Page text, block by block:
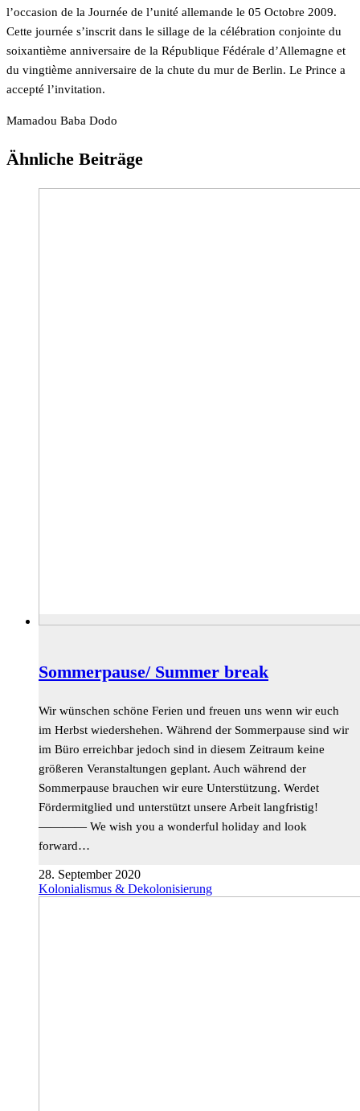
l’occasion de la Journée de l’unité allemande le 05 Octobre 2009.
Cette journée s’inscrit dans le sillage de la célébration conjointe du
soixantième anniversaire de la République Fédérale d’Allemagne et
du vingtième anniversaire de la chute du mur de Berlin. Le Prince a
accepté l’invitation.
Mamadou Baba Dodo
Ähnliche Beiträge
Sommerpause/ Summer break
Wir wünschen schöne Ferien und freuen uns wenn wir euch
im Herbst wiedershehen. Während der Sommerpause sind wir
im Büro erreichbar jedoch sind in diesem Zeitraum keine
größeren Veranstaltungen geplant. Auch während der
Sommerpause brauchen wir eure Unterstützung. Werdet
Fördermitglied und unterstützt unsere Arbeit langfristig!
———— We wish you a wonderful holiday and look
forward…
28. September 2020
Kolonialismus & Dekolonisierung